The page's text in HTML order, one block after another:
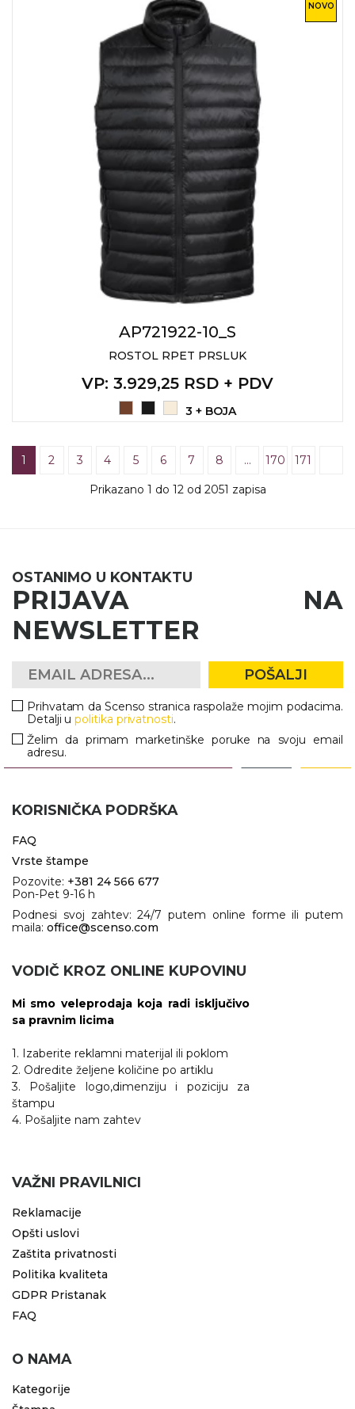
NOVO
AP721922-10_S
ROSTOL RPET PRSLUK
VP: 3.929,25 RSD + PDV
3 + BOJA
1 2 3 4 5 6 7 8 … 170 171
Prikazano 1 do 12 od 2051 zapisa
OSTANIMO U KONTAKTU
PRIJAVA NA
NEWSLETTER
POŠALJI
Prihvatam da Scenso stranica raspolaže mojim podacima.
Detalji upolitika privatnosti.
Želim da primam marketinške poruke na svoju email
adresu.
KORISNIČKA PODRŠKA
FAQ
Vrste štampe
Pozovite: +381 24 566 677
Pon-Pet 9-16 h
Podnesi svoj zahtev: 24/7 putem online forme ili putem
maila: office@scenso.com
VODIČ KROZ ONLINE KUPOVINU
Mi smo veleprodaja koja radi isključivo
sa pravnim licima
1. Izaberite reklamni materijal ili poklom
2. Odredite željene količine po artiklu
3. Pošaljite logo,dimenziju i poziciju za
štampu
4. Pošaljite nam zahtev
VAŽNI PRAVILNICI
Reklamacije
Opšti uslovi
Zaštita privatnosti
Politika kvaliteta
GDPR Pristanak
FAQ
O NAMA
Kategorije